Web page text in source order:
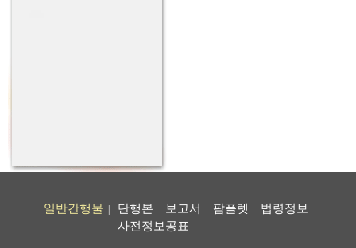
일반간행물 단행본 보고서 팜플렛
법령정보
사전정보공표